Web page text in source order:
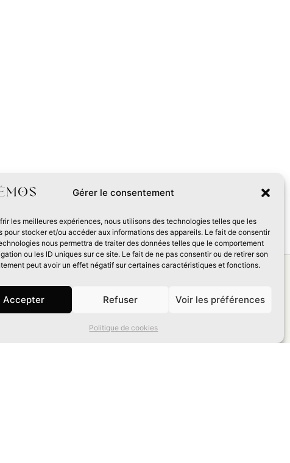
Gérer le consentement
les meilleures expériences, nous utilisons des technologies telles que les
pour stocker et/ou accéder aux informations des appareils. Le fait de consentir
nous permettra de traiter des données telles que le comportement
ou les ID uniques sur ce site. Le fait de ne pas consentir ou de retirer son
peut avoir un effet négatif sur certaines caractéristiques et fonctions.
Accepter Refuser Voir les préférences
Politique de cookies